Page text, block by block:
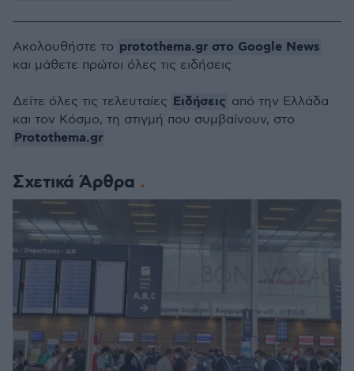
Σχετικά Άρθρα
Ακολουθήστε το protothema.gr στο Google News
και μάθετε πρώτοι όλες τις ειδήσεις
Δείτε όλες τις τελευταίες Ειδήσεις από την Ελλάδα
και τον Κόσμο, τη στιγμή που συμβαίνουν, στο
Protothema.gr